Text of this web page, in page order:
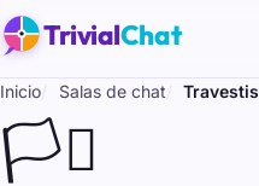
TrivialChat
Inicio Salas de chat Travestis
🏳️‍⚧️